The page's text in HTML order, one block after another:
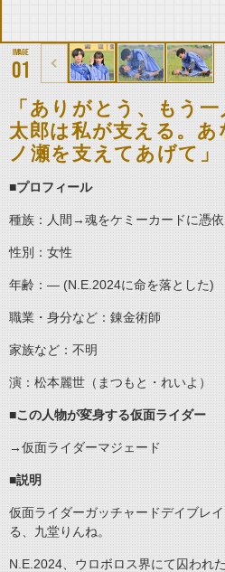
01
「ありがとう、もう
太郎は私が支える。あ
ノ瀬を支えてあげて」
■プロフィール
種族：人間→魂をケミーカードに憑依
性別：女性
年齢：― (N.E.2024に命を落とした)
職業・身分など：錬金術師
家族など：不明
演：松本麗世（まつもと・れいよ）
■この人物が変身する仮面ライダー
→仮面ライダーマジェード
■説明
仮面ライダーガッチャードデイブレ
る、九堂りんね。
N.E.2024、ウロボロス界にて囚われ